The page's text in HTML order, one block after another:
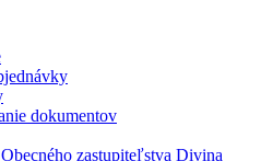
dokumentov
zastupiteľstva Divina